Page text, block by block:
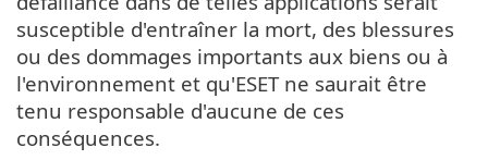
susceptible d'entraîner la mort, des blessures
ou des dommages importants aux biens ou à
l'environnement et qu'ESET ne saurait être
tenu responsable d'aucune de ces
conséquences.